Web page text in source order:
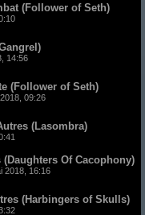
(Follower of Seth)
14:56
(Follower of Seth)
09:26
(Lasombra)
Of Cacophony)
2018, 16:16
(Harbingers of Skulls)